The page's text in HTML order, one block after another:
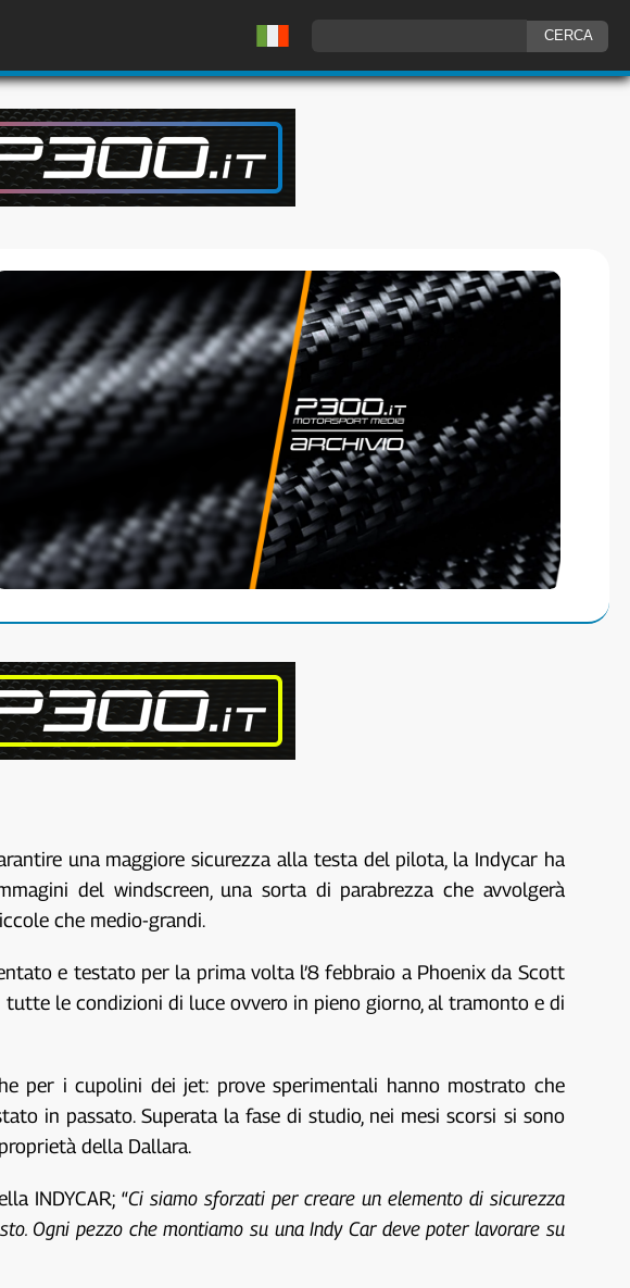
una maggiore sicurezza alla testa del pilota, la Indycar ha
del windscreen, una sorta di parabrezza che avvolgerà
che medio-grandi.
e testato per la prima volta l’8 febbraio a Phoenix da Scott
le condizioni di luce ovvero in pieno giorno, al tramonto e di
per i cupolini dei jet: prove sperimentali hanno mostrato che
in passato. Superata la fase di studio, nei mesi scorsi si sono
della Dallara.
INDYCAR; “Ci siamo sforzati per creare un elemento di sicurezza
Ogni pezzo che montiamo su una Indy Car deve poter lavorare su